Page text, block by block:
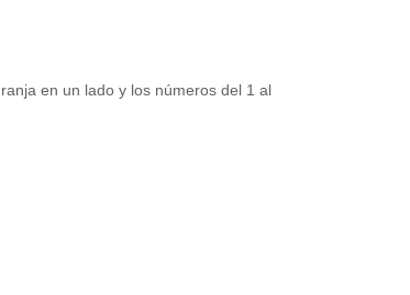
en un lado y los números del 1 al